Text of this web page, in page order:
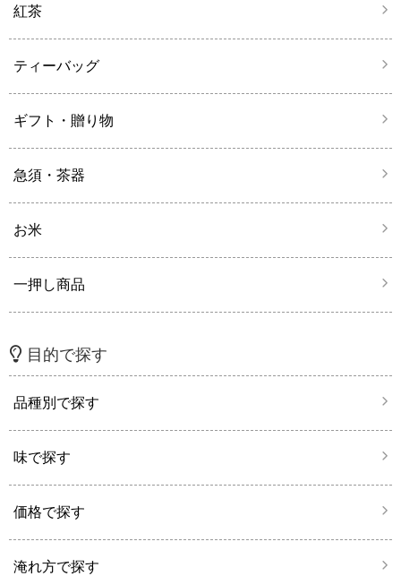
紅茶
ティーバッグ
ギフト・贈り物
急須・茶器
お米
一押し商品
目的で探す
品種別で探す
味で探す
価格で探す
淹れ方で探す